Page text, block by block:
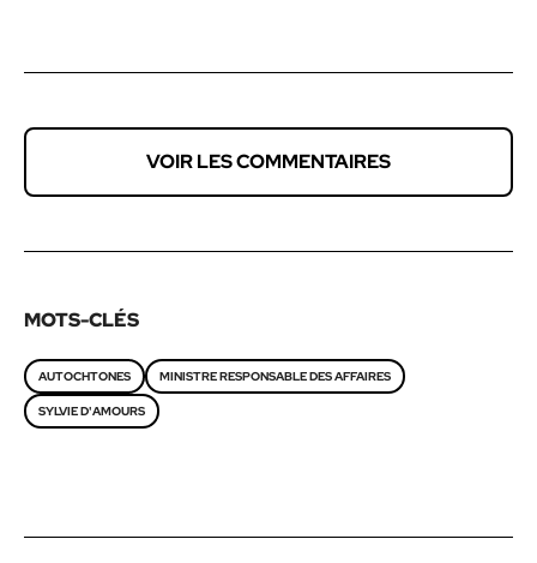
VOIR LES COMMENTAIRES
MOTS-CLÉS
AUTOCHTONES MINISTRE RESPONSABLE DES AFFAIRES
SYLVIE D'AMOURS